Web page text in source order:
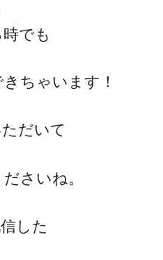
でも
ちゃいます！
だいて
さいね。
した